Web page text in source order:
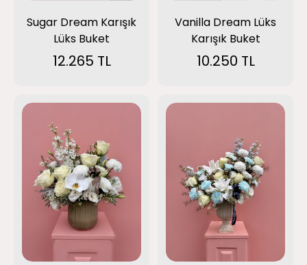
Sugar Dream Karışık
Lüks Buket
12.265 TL
Vanilla Dream Lüks
Karışık Buket
10.250 TL